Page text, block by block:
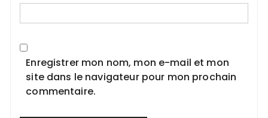
Enregistrer mon nom, mon e-mail et mon
site dans le navigateur pour mon prochain
commentaire.